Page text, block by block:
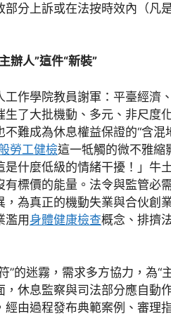
部分上訴或在法按時效內（凡
辦人”這件“新裝”
工作學院教員謝軍：平臺經濟
生了大批機動、多元、非尺度
難成為休息權益保證的“含混
勞工健檢這一牴觸的微不雅縮
是什麼低級的情緒干擾！」牛
有標價的能量。法令與監管必
，為真正的機動失業與合伙創
濫用身體健康檢查概念、排擠
”的迷霧，需求多方協力，為“
，休息監察與司法部分應自動
經由過程發布典範案例、審理